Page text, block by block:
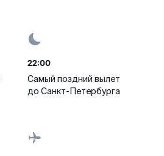
22:00
Самый поздний вылет
до Санкт-Петербурга